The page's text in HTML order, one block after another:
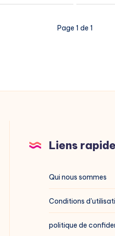
Page 1 de 1
Liens
Qui nous sommes
Conditions
politique de